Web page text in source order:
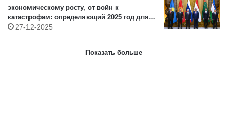
экономическому росту, от войн к
катастрофам: определяющий 2025 год для
Азии (X) – Центральная Азия
27-12-2025
Показать больше